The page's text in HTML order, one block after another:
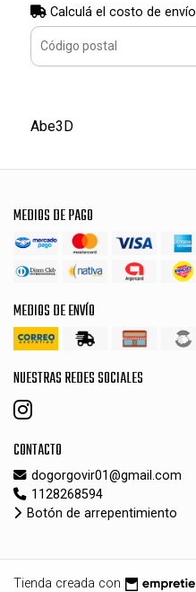
Calculá el costo de envío
Abe3D
MEDIOS DE PAGO
MEDIOS DE ENVÍO
NUESTRAS REDES SOCIALES
CONTACTO
dogorgovir01@gmail.com
1128268594
Botón de arrepentimiento
Tienda creada con